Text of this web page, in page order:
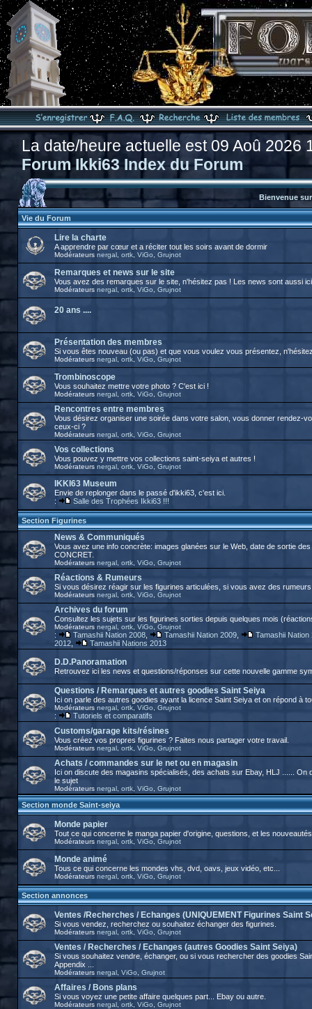
La date/heure actuelle est 09 Aoû 2026
Forum Ikki63 Index du Forum
Bienvenue
Vie du Forum
Lire la charte
A apprendre par cœur et a réciter tout les soirs avant de dormir
Modérateurs nergal, ortk, ViGo Grujnot
Remarques et news sur le site
Vous avez des remarques sur le site, n'hésitez pas ! Les news sont aussi
Modérateurs nergal, ortk, ViGo Grujnot
20 ans ....
Présentation des membres
Si vous êtes nouveau (ou pas) et que vous voulez vous présentez,
Modérateurs nergal, ortk, ViGo Grujnot
Trombinoscope
Vous souhaitez mettre votre photo ? C'est ici !
Modérateurs nergal, ortk, ViGo Grujnot
Rencontres entre membres
Vous désirez organiser une soirée dans votre salon, vous donner rendez-
ceux-ci ?
Modérateurs nergal, ortk, ViGo Grujnot
Vos collections
Vous pouvez y mettre vos collections saint-seiya et autres !
Modérateurs nergal, ortk, ViGo Grujnot
IKKI63 Museum
Envie de replonger dans le passé d'ikki63, c'est ici.
:
Salle des Trophées Ikki63 !!!
Section Figurines
News & Communiqués
Vous avez une info concrète: images glanées sur le Web, date de sortie
CONCRET.
Modérateurs nergal, ortk, ViGo Grujnot
Réactions & Rumeurs
Si vous désirez réagir sur les figurines articulées, si vous avez des
Modérateurs nergal, ortk, ViGo Grujnot
Archives du forum
Consultez les sujets sur les figurines sorties depuis quelques mois
Modérateurs nergal, ortk, ViGo Grujnot
: Tamashii Nation 2008, Tamashii Nation 2009,
Tamashii Nation
2012, Tamashii Nations 2013
D.D.Panoramation
Retrouvez ici les news et questions/réponses sur cette nouvelle gamme
Questions / Remarques et autres goodies Saint Seiya
Ici on parle des autres goodies ayant la licence Saint Seiya et on répond à
Modérateurs nergal, ortk, ViGo Grujnot
: Tutoriels et comparatifs
Customs/garage kits/résines
Vous créez vos propres figurines ? Faites nous partager votre travail.
Modérateurs nergal, ortk, ViGo, Grujnot
Achats / commandes sur le net ou en magasin
Ici on discute des magasins spécialisés, des achats sur Ebay, HLJ ......
le sujet
Modérateurs nergal, ortk, ViGo Grujnot
Section monde Saint-seiya
Monde papier
Tout ce qui concerne le manga papier d'origine, questions, et les
Modérateurs nergal, ortk, ViGo Grujnot
Monde animé
Tous ce qui concerne les mondes vhs, dvd, oavs, jeux vidéo, etc...
Modérateurs nergal, ortk, ViGo Grujnot
Section annonces
Ventes /Recherches / Echanges (UNIQUEMENT Figurines Saint
Si vous vendez, recherchez ou souhaitez échanger des figurines.
Modérateurs nergal, ortk, ViGo Grujnot
Ventes / Recherches / Echanges (autres Goodies Saint Seiya)
Si vous souhaitez vendre, échanger, ou si vous rechercher des goodies
Appendix ...
Modérateurs nergal, ViGo Grujnot
Affaires / Bons plans
Si vous voyez une petite affaire quelques part... Ebay ou autre.
Modérateurs nergal, ortk, ViGo Grujnot